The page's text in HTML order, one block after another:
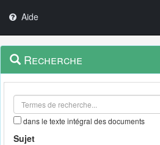
Aide
Navigation
outils
Menu
contextuel
Recherche
dans le texte intégral des documents
Sujet